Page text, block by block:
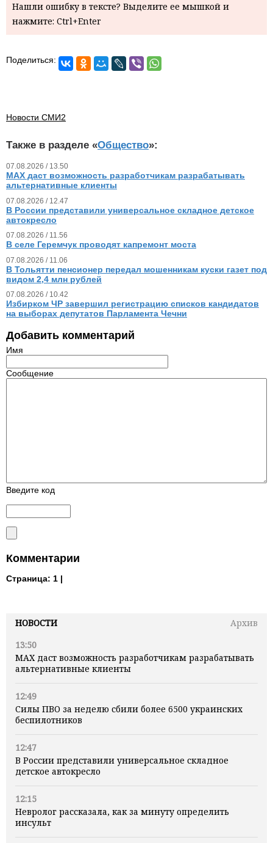
НОВОСТИ
Архив
13:50
MAX даст возможность разработчикам разрабатывать
альтернативные клиенты
12:49
Силы ПВО за неделю сбили более 6500 украинских
беспилотников
12:47
В России представили универсальное складное
детское автокресло
12:15
Невролог рассказала, как за минуту определить
инсульт
Нашли ошибку в тексте? Выделите ее мышкой и
нажмите: Ctrl+Enter
Поделиться:
Новости СМИ2
Также в разделе «Общество»:
07.08.2026 / 13.50
MAX даст возможность разработчикам разрабатывать
альтернативные клиенты
07.08.2026 / 12.47
В России представили универсальное складное детское
автокресло
07.08.2026 / 11.56
В селе Геремчук проводят капремонт моста
07.08.2026 / 11.06
В Тольятти пенсионер передал мошенникам куски газет под
видом 2,4 млн рублей
07.08.2026 / 10.42
Избирком ЧР завершил регистрацию списков кандидатов
на выборах депутатов Парламента Чечни
Добавить комментарий
Имя
Сообщение
Введите код
Комментарии
Страница: 1 |